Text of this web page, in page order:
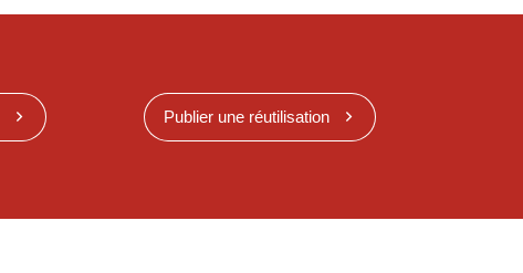
Publier une réutilisation